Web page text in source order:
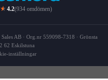
★ 4.2(934 omdömen)
AB · Org.nr 559098-7318 · Grönsta
62 Eskilstuna
inställningar